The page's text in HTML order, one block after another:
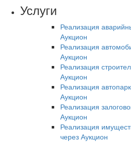
Услуги
Реализация
Аукцион
Реализация
Аукцион
Реализация
Аукцион
Реализация
Аукцион
Реализация
Аукцион
Реализация
через Аукцион